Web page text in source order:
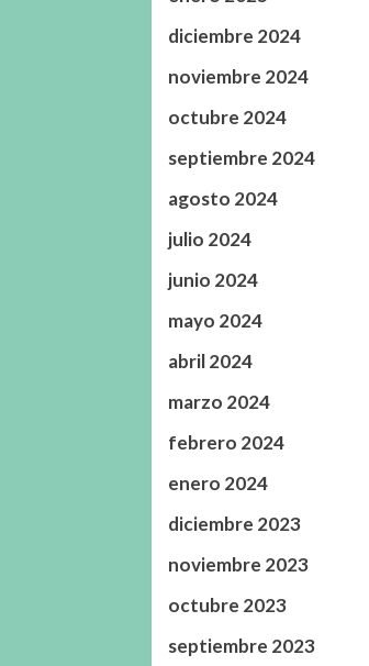
diciembre 2024
noviembre 2024
octubre 2024
septiembre 2024
agosto 2024
julio 2024
junio 2024
mayo 2024
abril 2024
marzo 2024
febrero 2024
enero 2024
diciembre 2023
noviembre 2023
octubre 2023
septiembre 2023